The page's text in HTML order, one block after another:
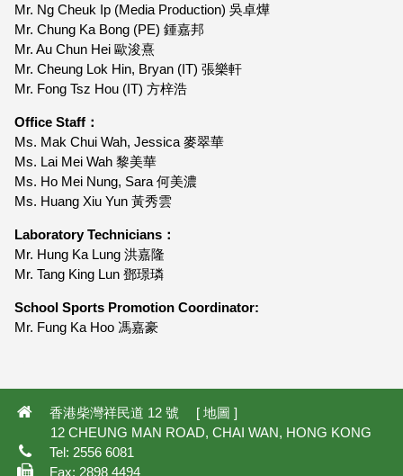
Mr. Ng Cheuk Ip (Media Production) 吳卓燁
Mr. Chung Ka Bong (PE) 鍾嘉邦
Mr. Au Chun Hei 歐浚熹
Mr. Cheung Lok Hin, Bryan (IT) 張樂軒
Mr. Fong Tsz Hou (IT) 方梓浩
Office Staff：
Ms. Mak Chui Wah, Jessica 麥翠華
Ms. Lai Mei Wah 黎美華
Ms. Ho Mei Nung, Sara 何美濃
Ms. Huang Xiu Yun 黃秀雲
Laboratory Technicians：
Mr. Hung Ka Lung 洪嘉隆
Mr. Tang King Lun 鄧璟璘
School Sports Promotion Coordinator:
Mr. Fung Ka Hoo 馮嘉豪
香港柴灣祥民道 12 號 [ 地圖]
12 CHEUNG MAN ROAD, CHAI WAN, HONG KONG
Tel: 2556 6081
Fax: 2898 4494